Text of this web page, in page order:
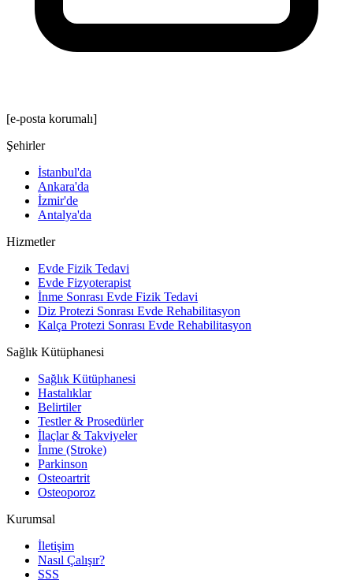
[e-posta korumalı]
Şehirler
İstanbul'da
Ankara'da
İzmir'de
Antalya'da
Hizmetler
Evde Fizik Tedavi
Evde Fizyoterapist
İnme Sonrası Evde Fizik Tedavi
Diz Protezi Sonrası Evde Rehabilitasyon
Kalça Protezi Sonrası Evde Rehabilitasyon
Sağlık Kütüphanesi
Sağlık Kütüphanesi
Hastalıklar
Belirtiler
Testler & Prosedürler
İlaçlar & Takviyeler
İnme (Stroke)
Parkinson
Osteoartrit
Osteoporoz
Kurumsal
İletişim
Nasıl Çalışır?
SSS